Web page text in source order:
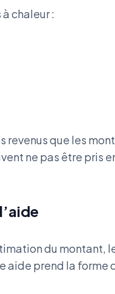
chaleur :
revenus que les
ne pas être pris
du montant,
aide prend la forme